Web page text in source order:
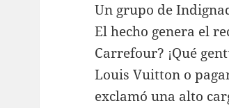
Un grupo de
El hecho genera el
Carrefour? ¡Qué
Louis Vuitton o
exclamó una alto